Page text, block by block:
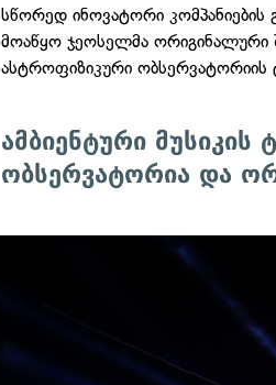
სწორედ ინოვატორი კომპანიების
მოაწყო ჯეოსელმა ორიგინალური
ასტროფიზიკური ობსერვატორიის
ამბიენტური
ობსერვატორია და